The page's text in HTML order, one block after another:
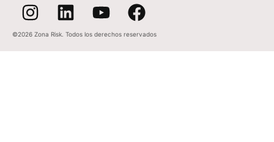
©2026 Zona Risk. Todos los derechos reservados